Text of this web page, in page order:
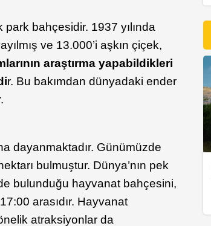
bahçesidir. 1937 yılında
ve 13.000’i aşkın çiçek,
araştırma yapabildikleri
r. Bu bakımdan dünyadaki ender
dayanmaktadır. Günümüzde
bulmuştur. Dünya’nın pek
bulunduğu hayvanat bahçesini,
arasıdır. Hayvanat
atraksiyonlar da